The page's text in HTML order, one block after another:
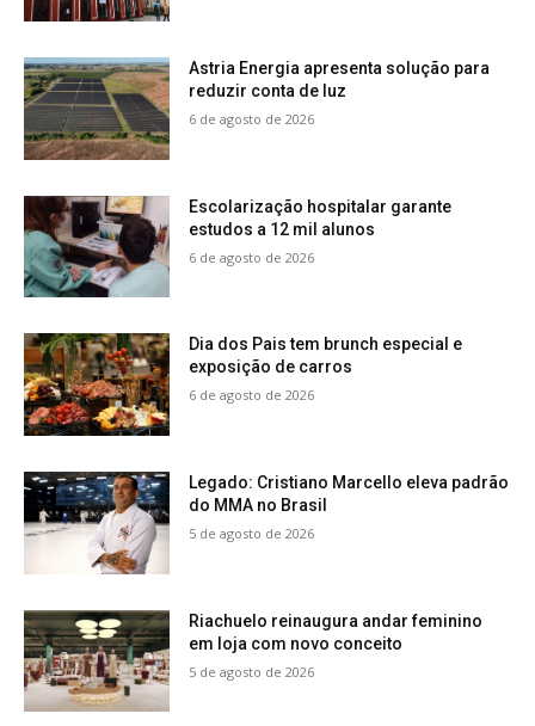
Astria Energia apresenta solução para
reduzir conta de luz
6 de agosto de 2026
Escolarização hospitalar garante
estudos a 12 mil alunos
6 de agosto de 2026
Dia dos Pais tem brunch especial e
exposição de carros
6 de agosto de 2026
Legado: Cristiano Marcello eleva padrão
do MMA no Brasil
5 de agosto de 2026
Riachuelo reinaugura andar feminino
em loja com novo conceito
5 de agosto de 2026